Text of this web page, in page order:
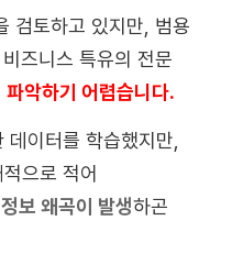
검토하고 있지만, 범용
즈니스 특유의 전문
악하기 어렵습니다.
이터를 학습했지만,
으로 적어
보 왜곡이 발생하곤